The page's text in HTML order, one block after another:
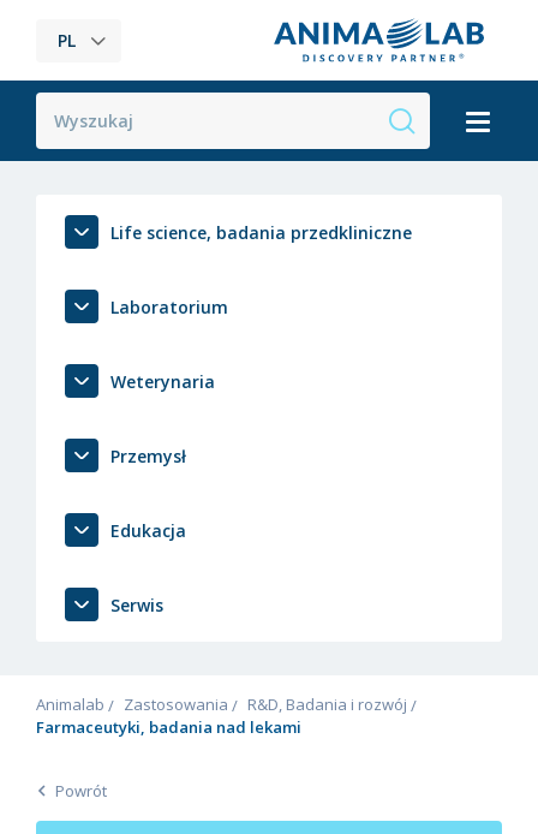
PL
Life science, badania przedkliniczne
Laboratorium
Weterynaria
Przemysł
Edukacja
Serwis
Animalab Zastosowania
R&D, Badania i rozwój
Farmaceutyki, badania nad lekami
Powrót